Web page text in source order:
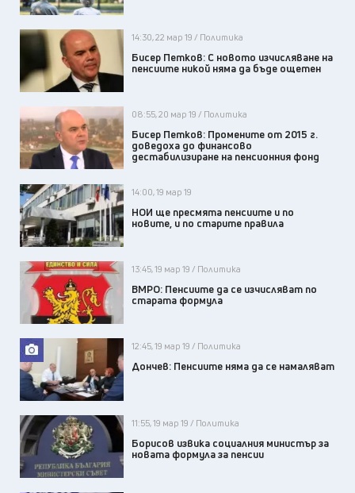
14:30, 22 мар 19 / Политика
Бисер Петков: С новото изчисляване на
пенсиите никой няма да бъде ощетен
08:55, 20 мар 19 / Политика
Бисер Петков: Промените от 2015 г.
доведоха до финансово
дестабилизиране на пенсионния фонд
14:00, 19 мар 19
НОИ ще пресмята пенсиите и по
новите, и по старите правила
13:45, 19 мар 19 / Политика
ВМРО: Пенсиите да се изчисляват по
старата формула
12:45, 19 мар 19 / Политика
Дончев: Пенсиите няма да се намаляват
11:55, 19 мар 19 / Политика
Борисов извика социалния министър за
новата формула за пенсии